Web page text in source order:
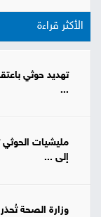
الأكثر قراءة
تهديد حوثي
...
مليشيات الحوثي
إلى ...
وزارة الصحة